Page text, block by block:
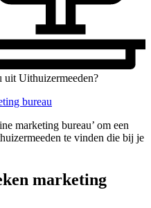
uit Uithuizermeeden?
bureau
marketing bureau’ om een
te vinden die bij je
marketing